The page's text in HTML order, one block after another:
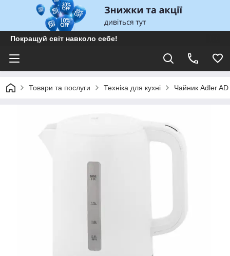
Покращуй світ навколо себе!
Товари та послуги Техніка для кухні Чайник Adler